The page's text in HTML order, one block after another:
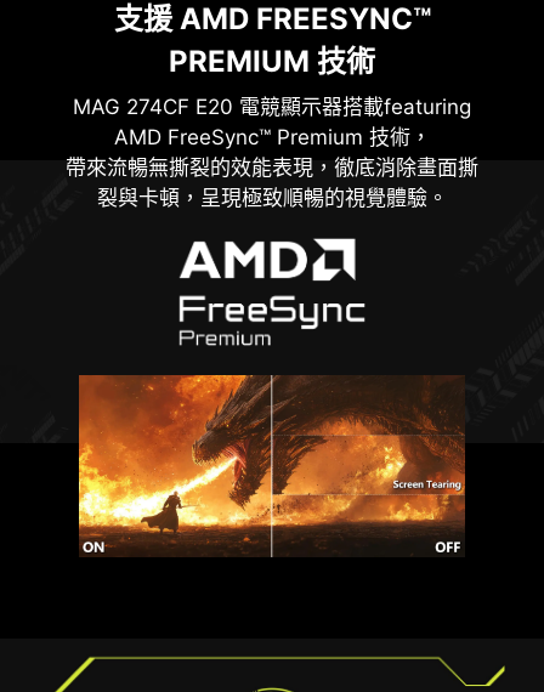
支援 AMD FREESYNC™
PREMIUM 技術
MAG 274CF E20 電競顯示器搭載featuring
AMD FreeSync™ Premium 技術，
帶來流暢無撕裂的效能表現，徹底消除畫面撕
裂與卡頓，呈現極致順暢的視覺體驗。